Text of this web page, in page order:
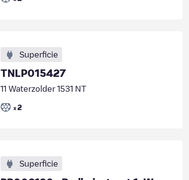
Superficie
TNLP015427
11 Waterzolder 1531 NT
x 2
Superficie